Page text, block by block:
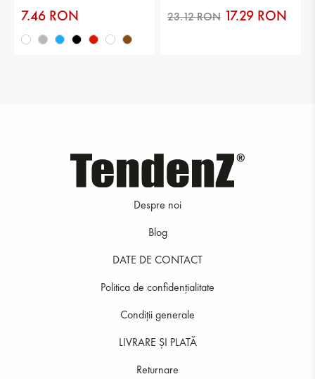
7.46 RON 17.29 RON
Despre noi
Blog
DATE DE CONTACT
Politica de confidenţialitate
Condiții generale
LIVRARE ȘI PLATĂ
Returnare